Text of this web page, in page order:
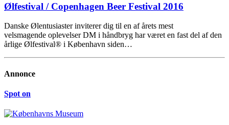
Ølfestival / Copenhagen Beer Festival 2016
Danske Ølentusiaster inviterer dig til en af årets mest
velsmagende oplevelser DM i håndbryg har været en fast del af den
årlige Ølfestival® i København siden…
Annonce
Spot on